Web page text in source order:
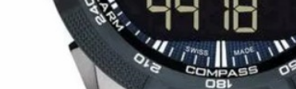
太原市迎泽区解放路15号亨得利名表服务中心（品牌
沈阳市沈河区中街路137号亨得利名表服务中心（品
沈阳市沈河区中街路83号亨得利名表服务中心（品牌
乌鲁木齐市天山区红山路26号时代广场（CCMALL